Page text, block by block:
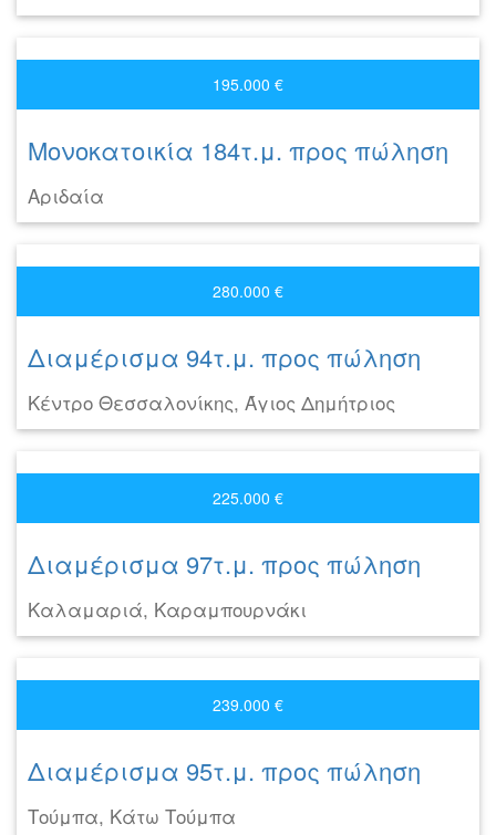
195.000 €
Μονοκατοικία 184τ.μ. προς πώληση
Αριδαία
280.000 €
Διαμέρισμα 94τ.μ. προς πώληση
Κέντρο Θεσσαλονίκης, Άγιος Δημήτριος
225.000 €
Διαμέρισμα 97τ.μ. προς πώληση
Καλαμαριά, Καραμπουρνάκι
239.000 €
Διαμέρισμα 95τ.μ. προς πώληση
Τούμπα, Κάτω Τούμπα